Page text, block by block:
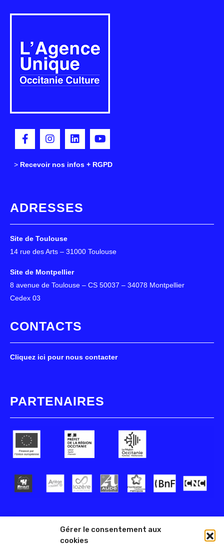
Gérer le consentement aux
cookies
> Recevoir nos infos + RGPD
ADRESSES
Site de Toulouse
14 rue des Arts – 31000 Toulouse
Site de Montpellier
8 avenue de Toulouse – CS 50037 – 34078 Montpellier
Cedex 03
CONTACTS
Cliquez ici pour nous contacter
PARTENAIRES